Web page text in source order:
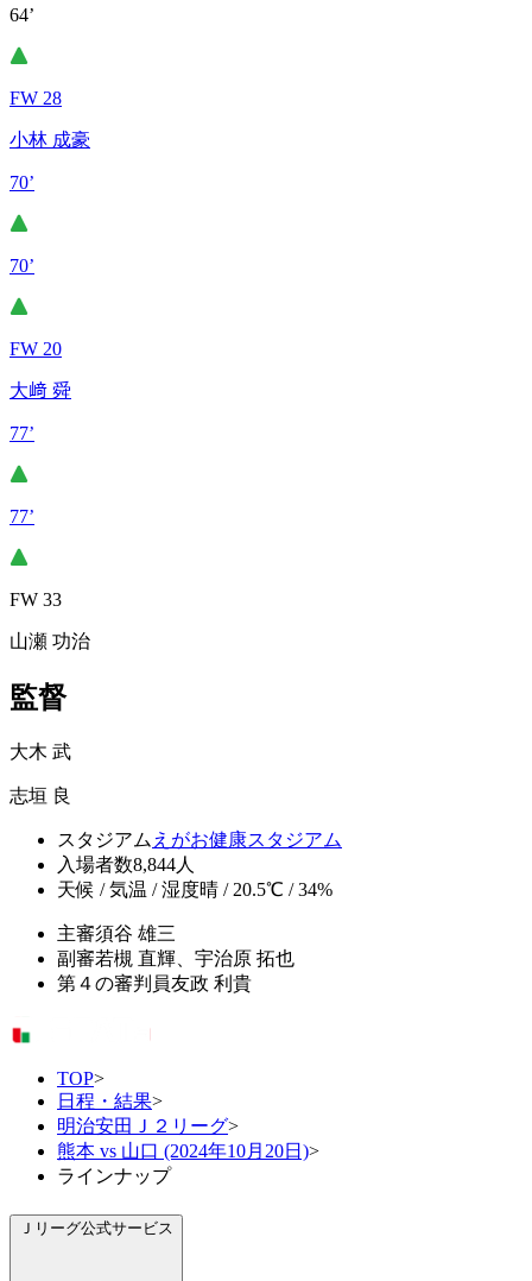
64’
FW 28
小林 成豪
70’
70’
FW 20
大﨑 舜
77’
77’
FW 33
山瀬 功治
監督
大木 武
志垣 良
スタジアム えがお健康スタジアム
入場者数8,844人
天候 / 気温 / 湿度晴 / 20.5℃ / 34%
主審須谷 雄三
副審若槻 直輝、宇治原 拓也
第４の審判員友政 利貴
TOP>
日程・結果>
明治安田Ｊ２リーグ>
熊本 vs 山口 (2024年10月20日)>
ラインナップ
Ｊリーグ公式サービス